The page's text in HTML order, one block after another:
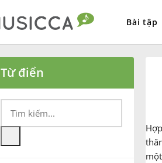
Bài tập
Български
Từ điển